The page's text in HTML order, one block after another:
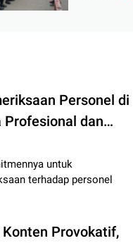
Personel di
Profesional dan
untuk
terhadap personel
Provokatif,